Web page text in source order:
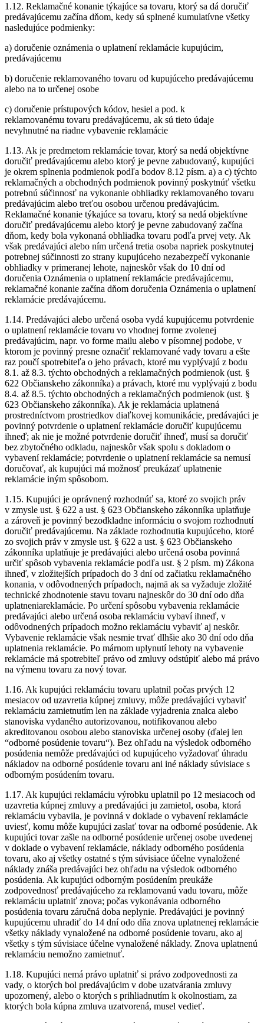
1.12. Reklamačné konanie týkajúce sa tovaru, ktorý sa dá doručiť
predávajúcemu začína dňom, kedy sú splnené kumulatívne všetky
nasledujúce podmienky:
a) doručenie oznámenia o uplatnení reklamácie kupujúcim,
predávajúcemu
b) doručenie reklamovaného tovaru od kupujúceho predávajúcemu
alebo na to určenej osobe
c) doručenie prístupových kódov, hesiel a pod. k
reklamovanému tovaru predávajúcemu, ak sú tieto údaje
nevyhnutné na riadne vybavenie reklamácie
1.13. Ak je predmetom reklamácie tovar, ktorý sa nedá objektívne
doručiť predávajúcemu alebo ktorý je pevne zabudovaný, kupujúci
je okrem splnenia podmienok podľa bodov 8.12 písm. a) a c) týchto
reklamačných a obchodných podmienok povinný poskytnúť všetku
potrebnú súčinnosť na vykonanie obhliadky reklamovaného tovaru
predávajúcim alebo treťou osobou určenou predávajúcim.
Reklamačné konanie týkajúce sa tovaru, ktorý sa nedá objektívne
doručiť predávajúcemu alebo ktorý je pevne zabudovaný začína
dňom, kedy bola vykonaná obhliadka tovaru podľa prvej vety. Ak
však predávajúci alebo ním určená tretia osoba napriek poskytnutej
potrebnej súčinnosti zo strany kupujúceho nezabezpečí vykonanie
obhliadky v primeranej lehote, najneskôr však do 10 dní od
doručenia Oznámenia o uplatnení reklamácie predávajúcemu,
reklamačné konanie začína dňom doručenia Oznámenia o uplatnení
reklamácie predávajúcemu.
1.14. Predávajúci alebo určená osoba vydá kupujúcemu potvrdenie
o uplatnení reklamácie tovaru vo vhodnej forme zvolenej
predávajúcim, napr. vo forme mailu alebo v písomnej podobe, v
ktorom je povinný presne označiť reklamované vady tovaru a ešte
raz poučí spotrebiteľa o jeho právach, ktoré mu vyplývajú z bodu
8.1. až 8.3. týchto obchodných a reklamačných podmienok (ust. §
622 Občianskeho zákonníka) a právach, ktoré mu vyplývajú z bodu
8.4. až 8.5. týchto obchodných a reklamačných podmienok (ust. §
623 Občianskeho zákonníka). Ak je reklamácia uplatnená
prostredníctvom prostriedkov diaľkovej komunikácie, predávajúci je
povinný potvrdenie o uplatnení reklamácie doručiť kupujúcemu
ihneď; ak nie je možné potvrdenie doručiť ihneď, musí sa doručiť
bez zbytočného odkladu, najneskôr však spolu s dokladom o
vybavení reklamácie; potvrdenie o uplatnení reklamácie sa nemusí
doručovať, ak kupujúci má možnosť preukázať uplatnenie
reklamácie iným spôsobom.
1.15. Kupujúci je oprávnený rozhodnúť sa, ktoré zo svojich práv
v zmysle ust. § 622 a ust. § 623 Občianskeho zákonníka uplatňuje
a zároveň je povinný bezodkladne informáciu o svojom rozhodnutí
doručiť predávajúcemu. Na základe rozhodnutia kupujúceho, ktoré
zo svojich práv v zmysle ust. § 622 a ust. § 623 Občianskeho
zákonníka uplatňuje je predávajúci alebo určená osoba povinná
určiť spôsob vybavenia reklamácie podľa ust. § 2 písm. m) Zákona
ihneď, v zložitejších prípadoch do 3 dní od začiatku reklamačného
konania, v odôvodnených prípadoch, najmä ak sa vyžaduje zložité
technické zhodnotenie stavu tovaru najneskôr do 30 dní odo dňa
uplatneniareklamácie. Po určení spôsobu vybavenia reklamácie
predávajúci alebo určená osoba reklamáciu vybaví ihneď, v
odôvodnených prípadoch možno reklamáciu vybaviť aj neskôr.
Vybavenie reklamácie však nesmie trvať dlhšie ako 30 dní odo dňa
uplatnenia reklamácie. Po márnom uplynutí lehoty na vybavenie
reklamácie má spotrebiteľ právo od zmluvy odstúpiť alebo má právo
na výmenu tovaru za nový tovar.
1.16. Ak kupujúci reklamáciu tovaru uplatnil počas prvých 12
mesiacov od uzavretia kúpnej zmluvy, môže predávajúci vybaviť
reklamáciu zamietnutím len na základe vyjadrenia znalca alebo
stanoviska vydaného autorizovanou, notifikovanou alebo
akreditovanou osobou alebo stanoviska určenej osoby (ďalej len
“odborné posúdenie tovaru“). Bez ohľadu na výsledok odborného
posúdenia nemôže predávajúci od kupujúceho vyžadovať úhradu
nákladov na odborné posúdenie tovaru ani iné náklady súvisiace s
odborným posúdením tovaru.
1.17. Ak kupujúci reklamáciu výrobku uplatnil po 12 mesiacoch od
uzavretia kúpnej zmluvy a predávajúci ju zamietol, osoba, ktorá
reklamáciu vybavila, je povinná v doklade o vybavení reklamácie
uviesť, komu môže kupujúci zaslať tovar na odborné posúdenie. Ak
kupujúci tovar zašle na odborné posúdenie určenej osobe uvedenej
v doklade o vybavení reklamácie, náklady odborného posúdenia
tovaru, ako aj všetky ostatné s tým súvisiace účelne vynaložené
náklady znáša predávajúci bez ohľadu na výsledok odborného
posúdenia. Ak kupujúci odborným posúdením preukáže
zodpovednosť predávajúceho za reklamovanú vadu tovaru, môže
reklamáciu uplatniť znova; počas vykonávania odborného
posúdenia tovaru záručná doba neplynie. Predávajúci je povinný
kupujúcemu uhradiť do 14 dní odo dňa znova uplatnenej reklamácie
všetky náklady vynaložené na odborné posúdenie tovaru, ako aj
všetky s tým súvisiace účelne vynaložené náklady. Znova uplatnenú
reklamáciu nemožno zamietnuť.
1.18. Kupujúci nemá právo uplatniť si právo zodpovednosti za
vady, o ktorých bol predávajúcim v dobe uzatvárania zmluvy
upozornený, alebo o ktorých s prihliadnutím k okolnostiam, za
ktorých bola kúpna zmluva uzatvorená, musel vedieť.